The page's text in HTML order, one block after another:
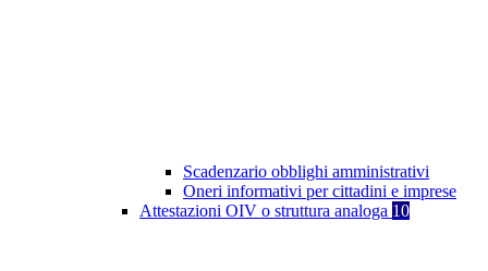
Scadenzario obblighi amministrativi
Oneri informativi per cittadini e imprese
Attestazioni OIV o struttura analoga 10